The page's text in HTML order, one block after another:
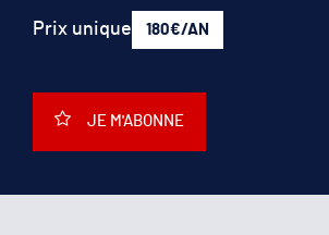
Prix unique 180€/AN
JE M'ABONNE